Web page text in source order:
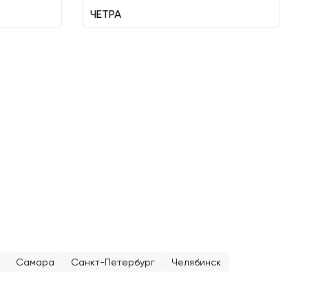
ЧЕТРА
Самара Санкт-Петербург Челябинск